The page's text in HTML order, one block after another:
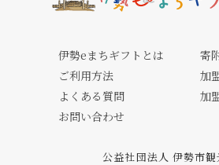
伊勢eまちギフトとは
寄
ご利用方法
加
よくある質問
加
お問い合わせ
公益社団法人 伊勢市